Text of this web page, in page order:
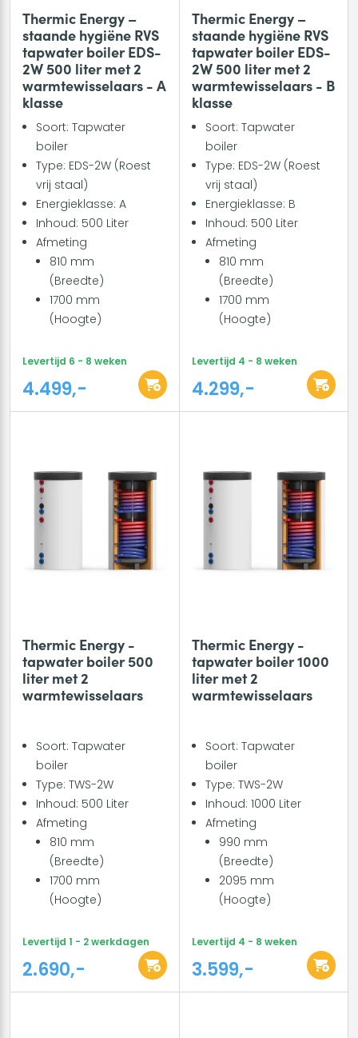
Thermic Energy –
staande hygiëne RVS
tapwater boiler EDS-
2W 500 liter met 2
warmtewisselaars - A
klasse
Soort: Tapwater
boiler
Type: EDS-2W (Roest
vrij staal)
Energieklasse: A
Inhoud: 500 Liter
Afmeting
810 mm
(Breedte)
1700 mm
(Hoogte)
Levertijd 6 - 8 weken
4.499,-
Thermic Energy –
staande hygiëne RVS
tapwater boiler EDS-
2W 500 liter met 2
warmtewisselaars - B
klasse
Soort: Tapwater
boiler
Type: EDS-2W (Roest
vrij staal)
Energieklasse: B
Inhoud: 500 Liter
Afmeting
810 mm
(Breedte)
1700 mm
(Hoogte)
Levertijd 4 - 8 weken
4.299,-
Thermic Energy -
tapwater boiler 500
liter met 2
warmtewisselaars
Soort: Tapwater
boiler
Type: TWS-2W
Inhoud: 500 Liter
Afmeting
810 mm
(Breedte)
1700 mm
(Hoogte)
Levertijd 1 - 2 werkdagen
2.690,-
Thermic Energy -
tapwater boiler 1000
liter met 2
warmtewisselaars
Soort: Tapwater
boiler
Type: TWS-2W
Inhoud: 1000 Liter
Afmeting
990 mm
(Breedte)
2095 mm
(Hoogte)
Levertijd 4 - 8 weken
3.599,-